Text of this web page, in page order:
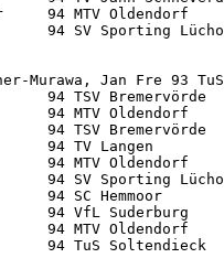
94 MTV Oldendorf
94 SV Sporting
Murawa, Jan Fre 93
94 TSV
94 MTV
94 TSV
94 TV Langen
94 MTV
94 SV Sporting
94 SC Hemmoor
94 VfL Suderburg
94 MTV
94 TuS